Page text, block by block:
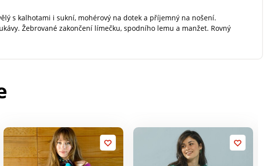
s kalhotami i sukní, mohérový na dotek a příjemný na nošení.
Žebrované zakončení límečku, spodního lemu a manžet. Rovný